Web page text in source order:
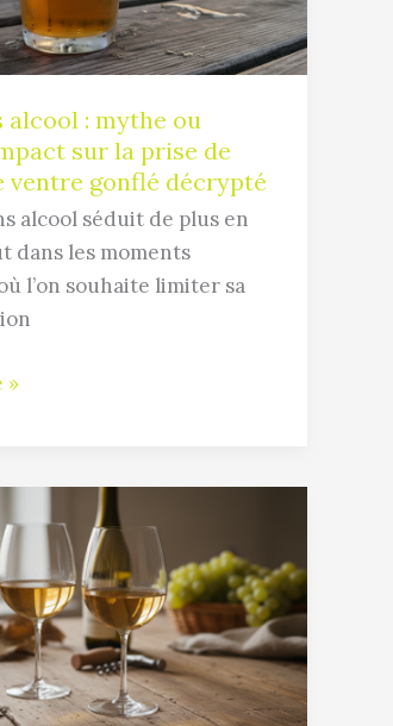
alcool : mythe ou
sur la prise de
ventre gonflé décrypté
alcool séduit de plus en
dans les moments
l’on souhaite limiter sa
»